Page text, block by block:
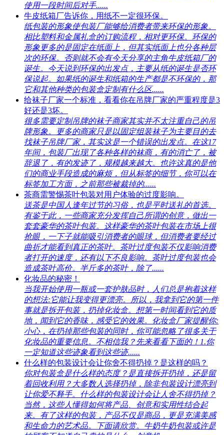
使用一段时间后对手......
牛皮纸箱厂告诉你，用纸不一定很环保。
纸包装的形象使包装厂能够给消费者带来环保的形象。
相比塑料和金属礼盒的订购流程，相对更环保。环保的
形象更多的是固定在纸面上，但其实纸面上也分各种层
次的环保。否则就不会有今天分享的主角牛皮纸箱厂的
诞生。今天说到环保的出发点，主要从纸的诞生是否环
保说起。如果纸的诞生和纸箱的生产都是不环保的，那
它和其他种类的包装盒定制有什么区......
给袜子厂家一个标准，看看你在吊牌厂家的严重程度是3
好还是3坏。
很多需要定制吊牌的袜子商家其实并不太注重自己的吊
牌形象。更多的商家只是以固定组装袜子为主要目的去
找袜子吊牌厂家，其实这是一个错误的出发点。在这17
年间，包装厂出现了各种各样的袜商，有的消亡了，被
辞退了，有的发迹了，规模越来越大。也许这真的是他
们的商业手段造成的麻烦，但从标签的细节，你可以在
标签加工方面，之前那些被裁掉的......
茶商需警惕茶叶包装对用户体验的过度影响。
送茶是中国人逢年过节的习俗，也是平时送礼的首选。
有鉴于此，一些商家充分发挥自己所谓的创意，做出一
套套豪华的茶叶包装。这样豪华的茶叶包装在市场上很
抢眼，一下子就能吸引消费者的眼球，但消费者要经过
曲折才能看到真正的茶叶。茶叶过度包装不仅影响消费
者打开的速度，还有以下不良影响。茶叶过度包装也会
造成茶叶高价。半斤多的茶叶，除了......
化妆品的秘密！
当我开始使用一瓶或一套护肤品时，人们总是抱着这样
的想法:它能让我变得更漂亮。所以，我拿到它的第一件
事就是拆开包装，扔掉化妆盒。想第一时间看到它的质
地，闻到它的香味，感受它的效果。化妆盒厂家提醒你:
小心，在扔掉那些包装的同时，你可能忽略了很多关于
化妆品的重要信息。不相信我？先来看看下面的！1.你
一定知道这些迹象看到这些迹......
什么样的包装设计会让你舍不得扔掉？是这样的吗？
你对包装盒是什么样的态度？是直接拆开扔掉，还是留
着回收利用？大多数人选择扔掉，除非包装设计漂亮到
让你爱不释手。什么样的包装设计会让人舍不得扔掉？
当然，这些人懂得如何将产品、创意和实用性结合起
来。有了这样的包装，产品不仅是商品，更是充满美感
和生命力的艺术品。下面请欣赏。牛奶牛奶包装或许是